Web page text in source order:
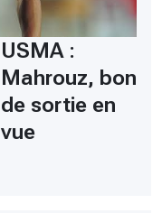
USMA :
Mahrouz, bon
de sortie en
vue